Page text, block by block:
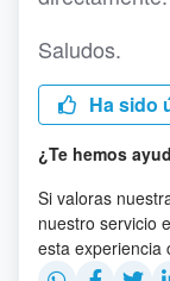
Saludos.
Ha sido
¿Te hemos
Si valoras
nuestro servicio
esta experiencia